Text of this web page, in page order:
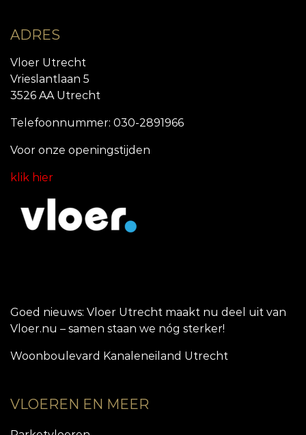
ADRES
Vloer Utrecht
Vrieslantlaan 5
3526 AA Utrecht
Telefoonnummer: 030-2891966
Voor onze openingstijden
klik hier
Goed nieuws: Vloer Utrecht maakt nu deel uit van
Vloer.nu – samen staan we nóg sterker!
Woonboulevard Kanaleneiland Utrecht
VLOEREN EN MEER